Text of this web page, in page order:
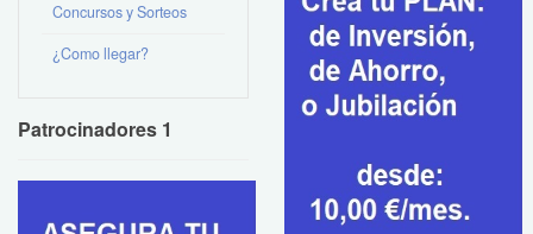
Concursos y Sorteos
¿Como llegar?
Patrocinadores 1